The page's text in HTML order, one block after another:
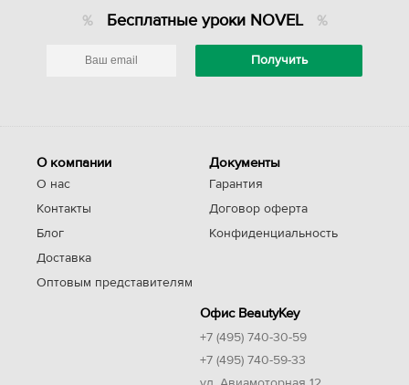
Бесплатные уроки NOVEL
О компании
О нас
Контакты
Блог
Доставка
Оптовым представителям
Документы
Гарантия
Договор оферта
Конфиденциальность
Офис BeautyKey
+7 (495) 740-30-59
+7 (495) 740-59-33